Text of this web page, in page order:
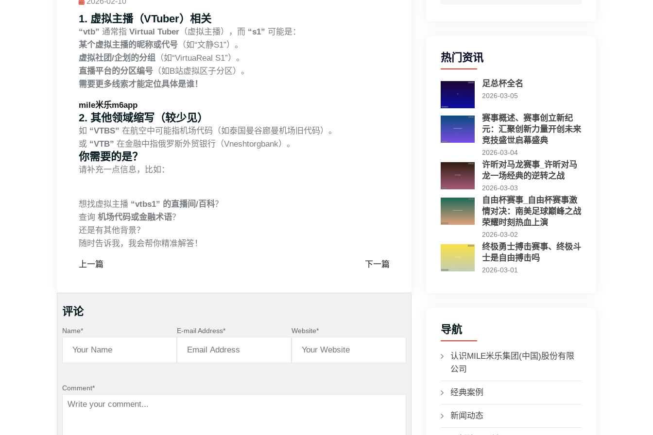
1. 虚拟主播（VTuber）相关
“vtb” 通常指 Virtual Tuber （虚拟主播），而 “s1” 可能是：
某个虚拟主播的昵称或代号 （如“文静S1”）。
虚拟社团/企划的分组 （如“VirtuaReal S1”）。
直播平台的分区编号 （如B站虚拟区子分区）。
需要更多线索才能定位具体是谁！
mile米乐m6app
2. 其他领域缩写（较少见）
如 “VTBS” 在航空中可能指机场代码（如泰国曼谷廊曼机场旧代码）。
或 “VTB” 在金融中指俄罗斯外贸银行（Vneshtorgbank）。
你需要的是？
请补充一点信息，比如：
想找虚拟主播 “vtbs1” 的直播间/百科？
查询 机场代码或金融术语？
还是有其他背景？
随时告诉我，我会帮你精准解答！
上一篇 下一篇
评论
Name* E-mail Address* Website*
Comment*
热门资讯
足总杯全名
2026-03-05
赛事概述、赛事创立新纪
元：汇聚创新力量开创未来
竞技盛世启幕盛典
2026-03-04
许昕对马龙赛事_许昕对马
龙一场经典的逆转之战
2026-03-03
自由杯赛事_自由杯赛事激
情对决：南美足球巅峰之战
荣耀时刻热血上演
2026-03-02
终极勇士搏击赛事、终极斗
士是自由搏击吗
2026-03-01
导航
认识MILE米乐集团(中国)股份有限
公司
经典案例
新闻动态